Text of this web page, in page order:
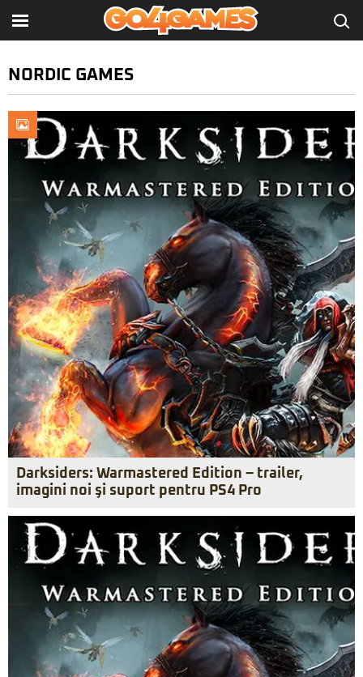
NORDIC GAMES
Darksiders: Warmastered Edition – trailer,
imagini noi şi suport pentru PS4 Pro